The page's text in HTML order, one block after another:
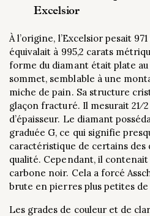
Excelsior
À l’origine, l’Excelsior pesait
équivalait à 995,2 carats
forme du diamant était plate
sommet, semblable à une
miche de pain. Sa structure
glaçon fracturé. Il mesurait
d’épaisseur. Le diamant
graduée G, ce qui signifie
caractéristique de certains des
qualité. Cependant, il
carbone noir. Cela a forcé
brute en pierres plus petites
Les grades de couleur et de